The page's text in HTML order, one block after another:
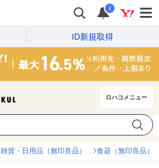
i
ID新規取得
ロハコメニュー
雑貨・日用品（無印良品） 食器（無印良品）